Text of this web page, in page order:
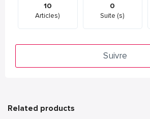
10
Articles)
0
Suite (s)
Suivre
Related products